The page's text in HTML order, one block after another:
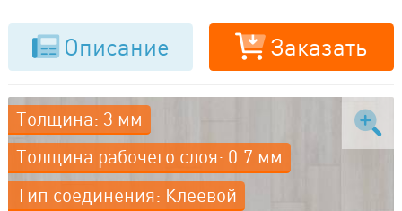
Описание Заказать
Толщина: 3 мм
Толщина рабочего слоя: 0.7 мм
Тип соединения: Клеевой